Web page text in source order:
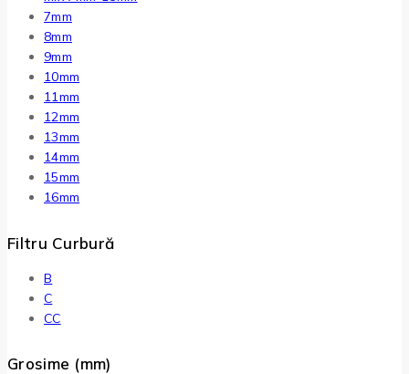
7mm
8mm
9mm
10mm
11mm
12mm
13mm
14mm
15mm
16mm
Filtru Curbură
B
C
CC
Grosime (mm)